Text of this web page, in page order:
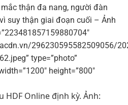
thận đa nang, người đàn
suy thận giai đoạn cuối – Ảnh
296230595582509056/
type=”photo”
height=”800″
HDF Online định kỳ. Ảnh: